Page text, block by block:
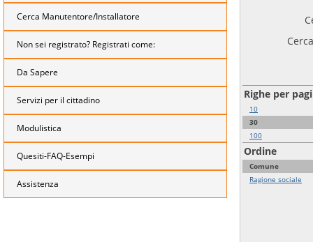
Cerca Manutentore/Installatore
Non sei registrato? Registrati come:
Da Sapere
Servizi per il cittadino
Modulistica
Quesiti-FAQ-Esempi
Assistenza
Righe per
10
30
100
Ordine
Comune
Ragione sociale